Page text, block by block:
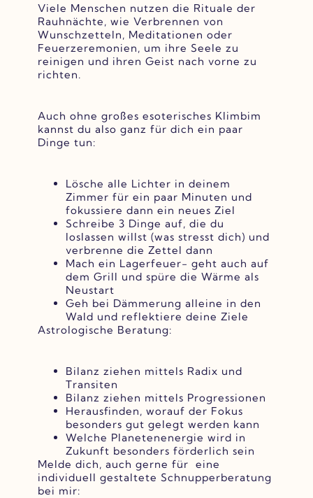
Viele Menschen nutzen die Rituale der
Rauhnächte, wie Verbrennen von
Wunschzetteln, Meditationen oder
Feuerzeremonien, um ihre Seele zu
reinigen und ihren Geist nach vorne zu
richten.
Auch ohne großes esoterisches Klimbim
kannst du also ganz für dich ein paar
Dinge tun:
Lösche alle Lichter in deinem
Zimmer für ein paar Minuten und
fokussiere dann ein neues Ziel
Schreibe 3 Dinge auf, die du
loslassen willst (was stresst dich) und
verbrenne die Zettel dann
Mach ein Lagerfeuer- geht auch auf
dem Grill und spüre die Wärme als
Neustart
Geh bei Dämmerung alleine in den
Wald und reflektiere deine Ziele
Astrologische Beratung:
Bilanz ziehen mittels Radix und
Transiten
Bilanz ziehen mittels Progressionen
Herausfinden, worauf der Fokus
besonders gut gelegt werden kann
Welche Planetenenergie wird in
Zukunft besonders förderlich sein
Melde dich, auch gerne für eine
individuell gestaltete Schnupperberatung
bei mir: